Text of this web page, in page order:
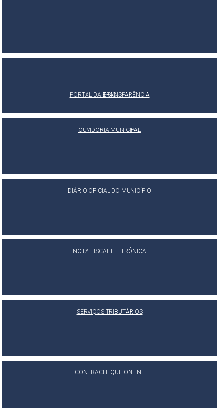
PORTAL DA TRANSPARÊNCIA
E-SIC
OUVIDORIA MUNICIPAL
DIÁRIO OFICIAL DO MUNICÍPIO
NOTA FISCAL ELETRÔNICA
SERVIÇOS TRIBUTÁRIOS
CONTRACHEQUE ONLINE